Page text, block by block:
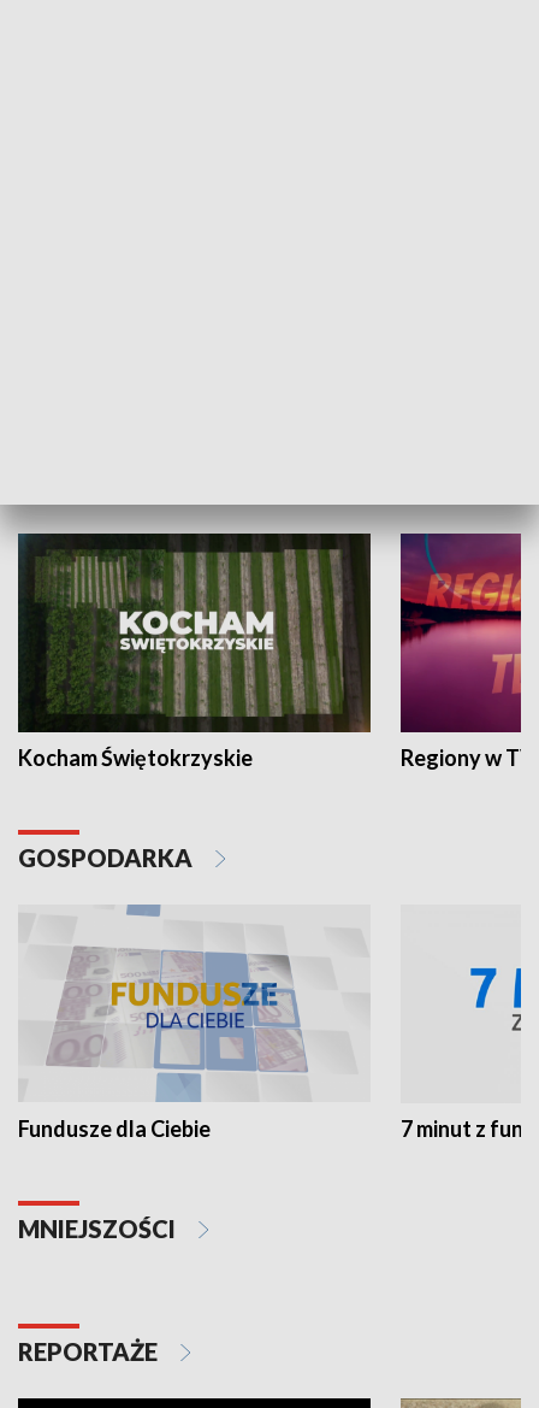
Kocham Świętokrzyskie Regiony w
GOSPODARKA
Fundusze dla Ciebie 7 minut z
MNIEJSZOŚCI
REPORTAŻE